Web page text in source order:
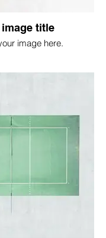
image title
image here.